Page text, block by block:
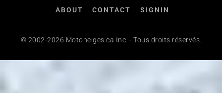
ABOUT CONTACT SIGNIN
© 2002-2026 Motoneiges.ca Inc. - Tous droits réservés.